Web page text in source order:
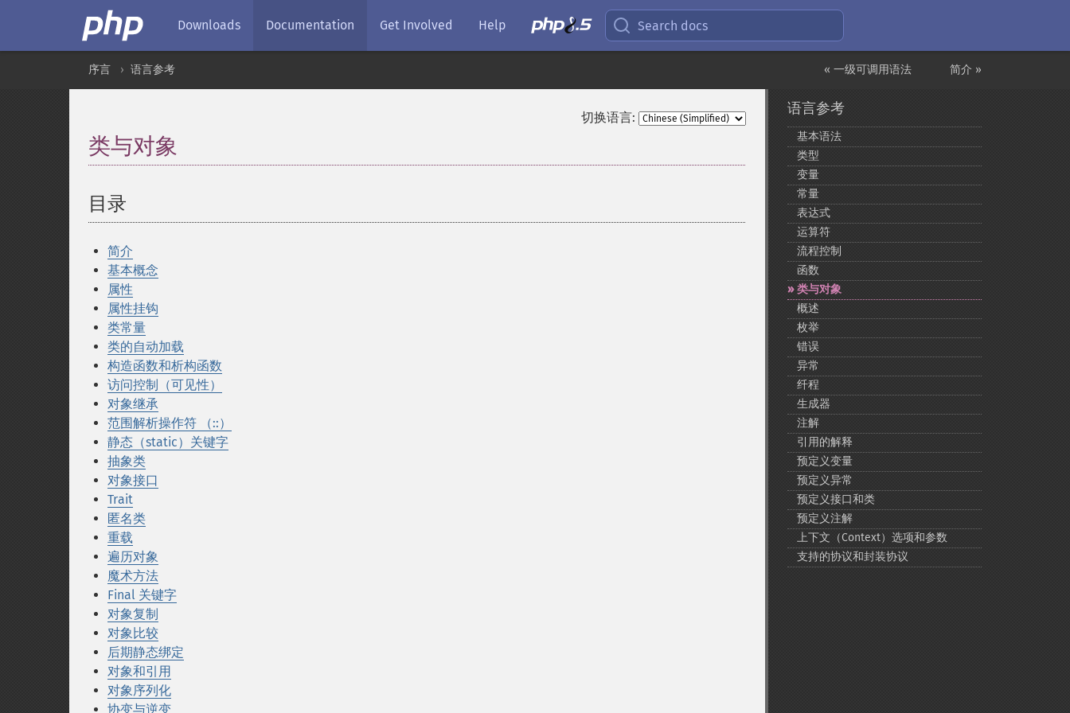
Downloads Documentation Get Involved Help Search docs
简介 »
« 一级可调用语法
序言 语言参考
切换语言:
类与对象
目录
简介
基本概念
属性
属性挂钩
类常量
类的自动加载
构造函数和析构函数
访问控制（可见性）
对象继承
范围解析操作符 （::）
静态（static）关键字
抽象类
对象接口
Trait
匿名类
重载
遍历对象
魔术方法
Final 关键字
对象复制
对象比较
后期静态绑定
对象和引用
对象序列化
协变与逆变
语言参考
基本语法
类型
变量
常量
表达式
运算符
流程控制
函数
类与对象
概述
枚举
错误
异常
纤程
生成器
注解
引用的解释
预定义变量
预定义异常
预定义接口和类
预定义注解
上下文（Context）选项和参数
支持的协议和封装协议